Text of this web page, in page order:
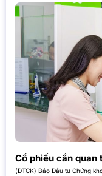
Cổ phiếu cần quan
(ĐTCK) Báo Đầu tư Chứng